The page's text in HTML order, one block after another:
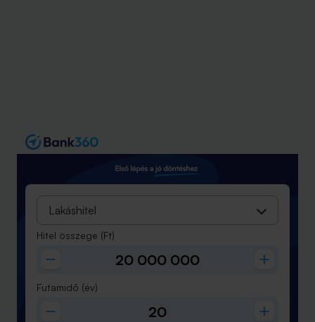
Lakáshitel
Hitel összege (Ft)
Futamidő (év)